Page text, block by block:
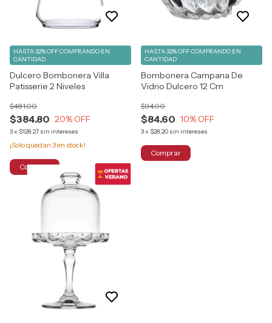
Dulcero Bombonera Villa
Patisserie 2 Niveles
$384.80
$481.00
20% OFF
3x $128.27 sin intereses
HASTA 32% OFFCOMPRANDO EN
CANTIDAD
¡Solo quedan 3en stock!
Bombonera Campana De
Vidrio Dulcero 12 Cm
$84.60
$94.00
10% OFF
3x $28.20 sin intereses
HASTA 32% OFFCOMPRANDO EN
CANTIDAD